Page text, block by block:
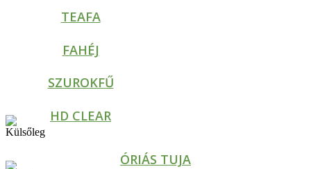
TEAFA
FAHÉJ
SZUROKFŰ
HD CLEAR
ÓRIÁS TUJA